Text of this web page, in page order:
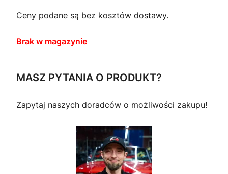
Ceny podane są bez kosztów dostawy.
Brak w magazynie
MASZ PYTANIA O PRODUKT?
Zapytaj naszych doradców o możliwości zakupu!